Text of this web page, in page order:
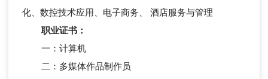
化、数控技术应用、电子商务、 酒店服务与管理
职业证书：
一：计算机
二：多媒体作品制作员